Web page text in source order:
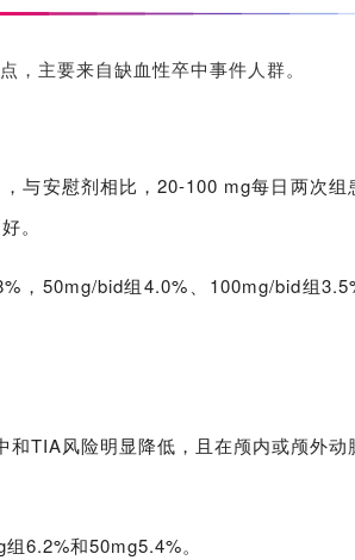
主要来自缺血性卒中事件人群。
与安慰剂相比，20-100 mg每日两次组
。
，50mg/bid组4.0%、100mg/bid组
TIA风险明显降低，且在颅内或颅外动
6.2%和50mg5.4%。